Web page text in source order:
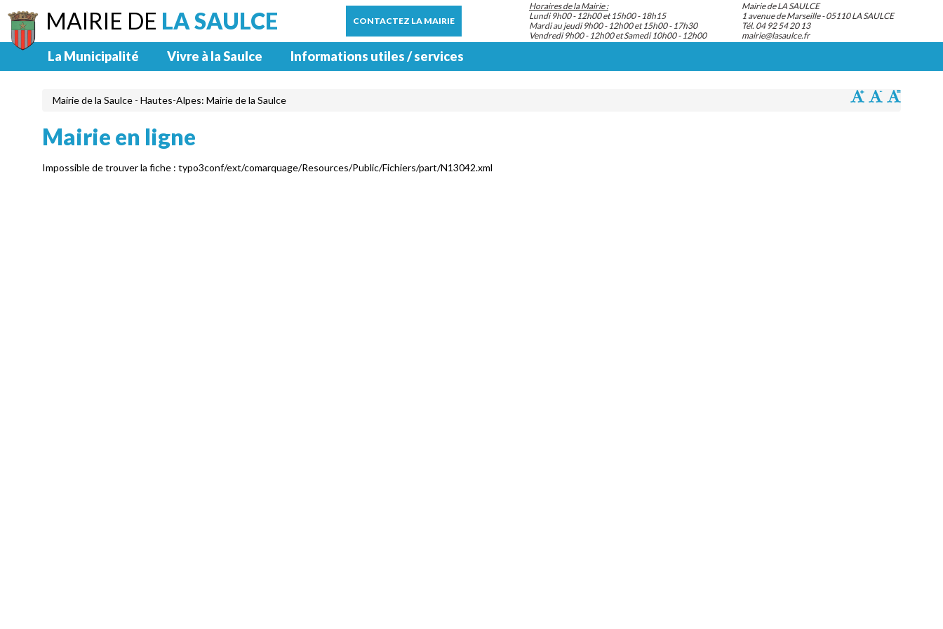
MAIRIE DE LA SAULCE CONTACTEZ LA MAIRIE
Horaires de la Mairie :
Lundi 9h00 - 12h00 et 15h00 - 18h15
Mardi au jeudi 9h00 - 12h00 et 15h00 - 17h30
Vendredi 9h00 - 12h00 et Samedi 10h00 - 12h00
Mairie de LA SAULCE
1 avenue de Marseille - 05110 LA SAULCE
Tél. 04 92 54 20 13
mairie@lasaulce.fr
La Municipalité Vivre à la Saulce Informations utiles / services
Mairie de la Saulce - Hautes-Alpes: Mairie de la Saulce
Mairie en ligne
Impossible de trouver la fiche : typo3conf/ext/comarquage/Resources/Public/Fichiers/part/N13042.xml